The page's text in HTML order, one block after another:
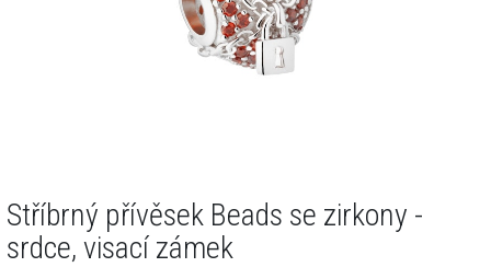
Stříbrný přívěsek Beads se zirkony -
srdce, visací zámek